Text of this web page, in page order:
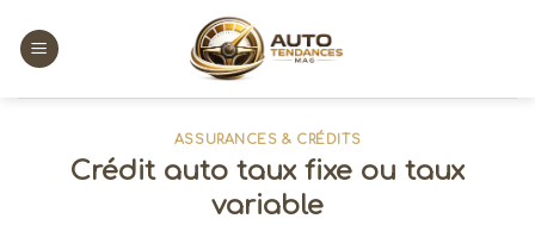
content
ASSURANCES & CRÉDITS
Crédit auto taux fixe ou taux
variable